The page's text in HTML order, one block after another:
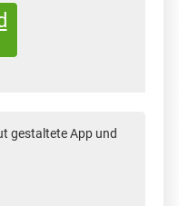
gestaltete App und